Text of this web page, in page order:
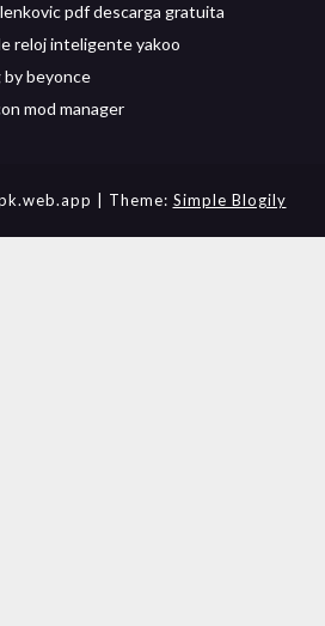
pdf descarga gratuita
reloj inteligente yakoo
by beyonce
mod manager
| Theme: Simple Blogily